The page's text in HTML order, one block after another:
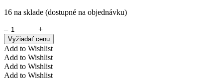
16 na sklade (dostupné na objednávku)
–
+
Vyžiadať cenu
Add to Wishlist
Add to Wishlist
Add to Wishlist
Add to Wishlist